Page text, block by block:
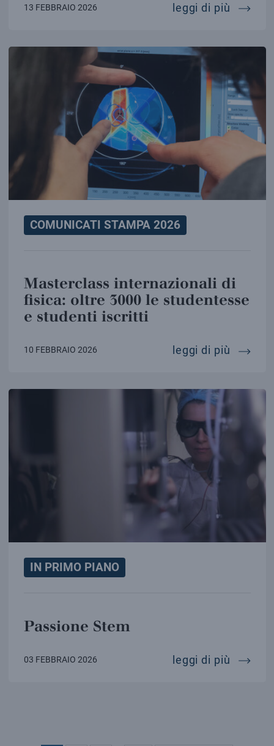
13 FEBBRAIO 2026 leggi di più due
COMUNICATI STAMPA 2026
Masterclass internazionali di
fisica: oltre 3000 le studentesse
e studenti iscritti
10 FEBBRAIO 2026 leggi di più
IN PRIMO PIANO
Passione Stem
03 FEBBRAIO 2026 leggi di più